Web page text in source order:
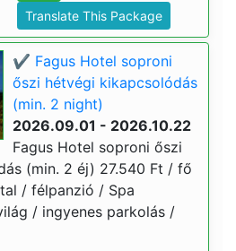
Translate This Package
✔️ Fagus Hotel soproni
őszi hétvégi kikapcsolódás
(min. 2 night)
2026.09.01 - 2026.10.22
Fagus Hotel soproni őszi
(min. 2 éj) 27.540 Ft / fő
/ félpanzió / Spa
/ ingyenes parkolás /